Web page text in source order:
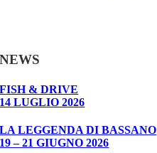
NEWS
FISH & DRIVE
14 LUGLIO 2026
LA LEGGENDA DI BASSANO
19 – 21 GIUGNO 2026